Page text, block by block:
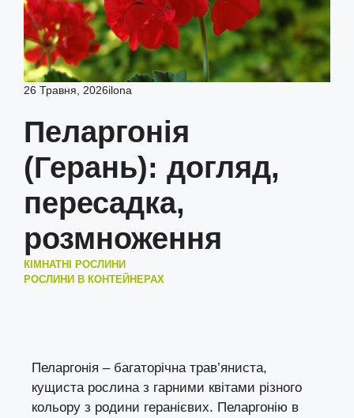
26 Травня, 2026ilona
Пеларгонія
(Герань): догляд,
пересадка,
розмноження
КІМНАТНІ РОСЛИНИ
РОСЛИНИ В КОНТЕЙНЕРАХ
Пеларгонія – багаторічна трав’яниста,
кущиста рослина з гарними квітами різного
кольору з родини геранієвих. Пеларгонію в